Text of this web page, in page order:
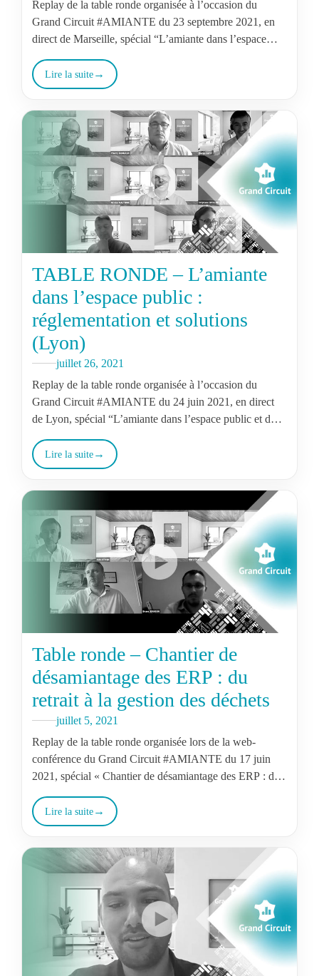
Replay de la table ronde organisée à l’occasion du
Grand Circuit #AMIANTE​​ du 23 septembre 2021, en
direct de Marseille, spécial “L’amiante dans l’espace
Lire la suite
TABLE RONDE – L’amiante
dans l’espace public :
réglementation et solutions
(Lyon)
juillet 26, 2021
Replay de la table ronde organisée à l’occasion du
Grand Circuit #AMIANTE​​ du 24 juin 2021, en direct
de Lyon, spécial “L’amiante dans l’espace public et dans
Lire la suite
Table ronde – Chantier de
désamiantage des ERP : du
retrait à la gestion des déchets
juillet 5, 2021
Replay de la table ronde organisée lors de la web-
conférence du Grand Circuit #AMIANTE​​ du 17 juin
2021, spécial « Chantier de désamiantage des ERP : du
Lire la suite